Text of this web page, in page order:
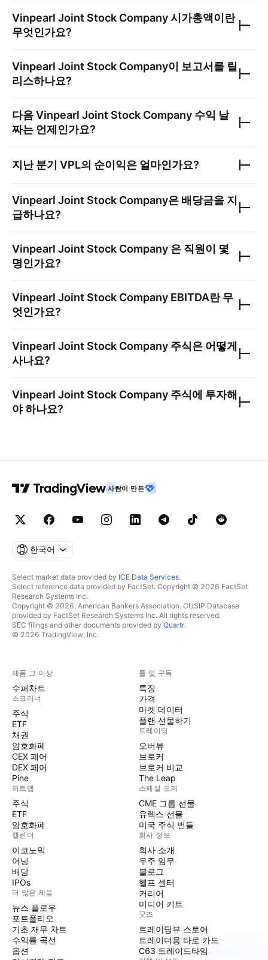
Vinpearl Joint Stock Company시가총액이란
무엇인가요?
Vinpearl Joint Stock Company이 보고서를 릴
리스하나요?
다음Vinpearl Joint Stock Company 수익 날
짜는 언제인가요?
지난 분기 VPL의 순이익은 얼마인가요?
Vinpearl Joint Stock Company은 배당금을 지
급하나요?
Vinpearl Joint Stock Company 은 직원이 몇
명인가요?
Vinpearl Joint Stock Company EBITDA란 무
엇인가요?
Vinpearl Joint Stock Company 주식은 어떻게
사나요?
Vinpearl Joint Stock Company 주식에 투자해
야 하나요?
사람이 만든
한국어
Select market data provided by ICE Data Services.
Select reference data provided by FactSet. Copyright © 2026 FactSet
Research Systems Inc.
Copyright © 2026, American Bankers Association. CUSIP Database
provided by FactSet Research Systems Inc. All rights reserved.
SEC filings and other documents provided by Quartr.
© 2026 TradingView, Inc.
제품 그 이상
수퍼차트
스크리너
주식
ETF
채권
암호화폐
CEX 페어
DEX 페어
Pine
히트맵
주식
ETF
암호화폐
캘린더
이코노믹
어닝
배당
IPOs
더 많은 제품
뉴스 플로우
포트폴리오
기초 재무 차트
수익률 곡선
옵션
툴 및 구독
특징
가격
마켓 데이터
플랜 선물하기
트레이딩
오버뷰
브로커
브로커 비교
The Leap
스페셜 오퍼
CME 그룹 선물
유렉스 선물
미국 주식 번들
회사 정보
회사 소개
우주 임무
블로그
헬프 센터
커리어
미디어 키트
굿즈
트레이딩뷰 스토어
트레이더용 타로 카드
C63 트레이드타임